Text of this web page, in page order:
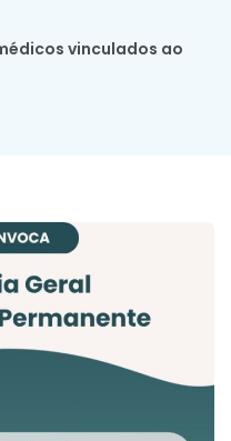
vinculados ao